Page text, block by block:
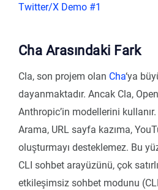
Twitter/X Demo #1
Cha Arasındaki Fark
Cla, son projem olan Cha‘ya
dayanmaktadır. Ancak Cla,
Anthropic’in modellerini kullanır.
Arama, URL sayfa kazıma,
oluşturmayı desteklemez. Bu
CLI sohbet arayüzünü, çok
etkileşimsiz sohbet modunu